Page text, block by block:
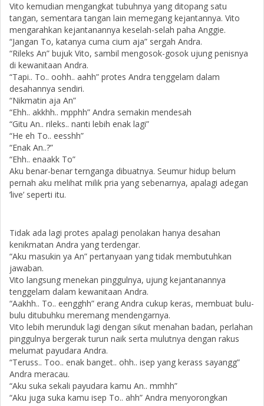
Vito kemudian mengangkat tubuhnya yang ditopang satu
tangan, sementara tangan lain memegang kejantannya. Vito
mengarahkan kejantanannya keselah-selah paha Anggie.
“Jangan To, katanya cuma cium aja” sergah Andra.
“Rileks An” bujuk Vito, sambil mengosok-gosok ujung penisnya
di kewanitaan Andra.
“Tapi.. To.. oohh.. aahh” protes Andra tenggelam dalam
desahannya sendiri.
“Nikmatin aja An”
“Ehh.. akkhh.. mpphh” Andra semakin mendesah
“Gitu An.. rileks.. nanti lebih enak lagi”
“He eh To.. eesshh”
“Enak An..?”
“Ehh.. enaakk To”
Aku benar-benar ternganga dibuatnya. Seumur hidup belum
pernah aku melihat milik pria yang sebenarnya, apalagi adegan
’live’ seperti itu.
Tidak ada lagi protes apalagi penolakan hanya desahan
kenikmatan Andra yang terdengar.
“Aku masukin ya An” pertanyaan yang tidak membutuhkan
jawaban.
Vito langsung menekan pinggulnya, ujung kejantanannya
tenggelam dalam kewanitaan Andra.
“Aakhh.. To.. eengghh” erang Andra cukup keras, membuat bulu-
bulu ditubuhku meremang mendengarnya.
Vito lebih merunduk lagi dengan sikut menahan badan, perlahan
pinggulnya bergerak turun naik serta mulutnya dengan rakus
melumat payudara Andra.
“Teruss.. Too.. enak banget.. ohh.. isep yang kerass sayangg”
Andra meracau.
“Aku suka sekali payudara kamu An.. mmhh”
“Aku juga suka kamu isep To.. ahh” Andra menyorongkan